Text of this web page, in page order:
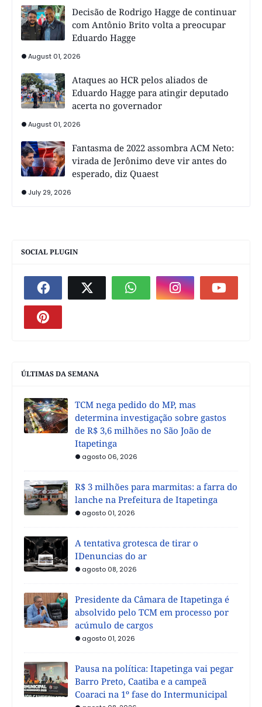
Decisão de Rodrigo Hagge de continuar
com Antônio Brito volta a preocupar
Eduardo Hagge
August 01, 2026
Ataques ao HCR pelos aliados de
Eduardo Hagge para atingir deputado
acerta no governador
August 01, 2026
Fantasma de 2022 assombra ACM Neto:
virada de Jerônimo deve vir antes do
esperado, diz Quaest
July 29, 2026
SOCIAL PLUGIN
ÚLTIMAS DA SEMANA
TCM nega pedido do MP, mas
determina investigação sobre gastos
de R$ 3,6 milhões no São João de
Itapetinga
agosto 06, 2026
R$ 3 milhões para marmitas: a farra do
lanche na Prefeitura de Itapetinga
agosto 01, 2026
A tentativa grotesca de tirar o
IDenuncias do ar
agosto 08, 2026
Presidente da Câmara de Itapetinga é
absolvido pelo TCM em processo por
acúmulo de cargos
agosto 01, 2026
Pausa na política: Itapetinga vai pegar
Barro Preto, Caatiba e a campeã
Coaraci na 1º fase do Intermunicipal